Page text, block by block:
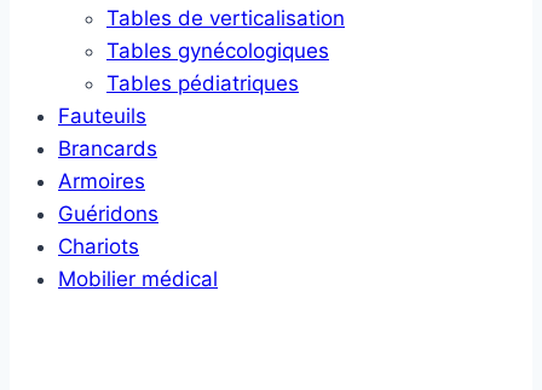
Tables de verticalisation
Tables gynécologiques
Tables pédiatriques
Fauteuils
Brancards
Armoires
Guéridons
Chariots
Mobilier médical